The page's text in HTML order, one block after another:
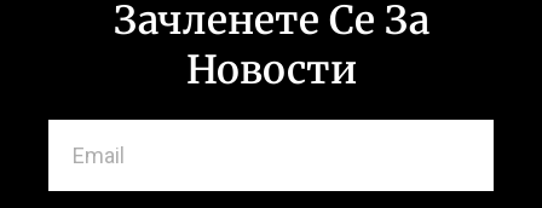
Зачленете Се За
Новости